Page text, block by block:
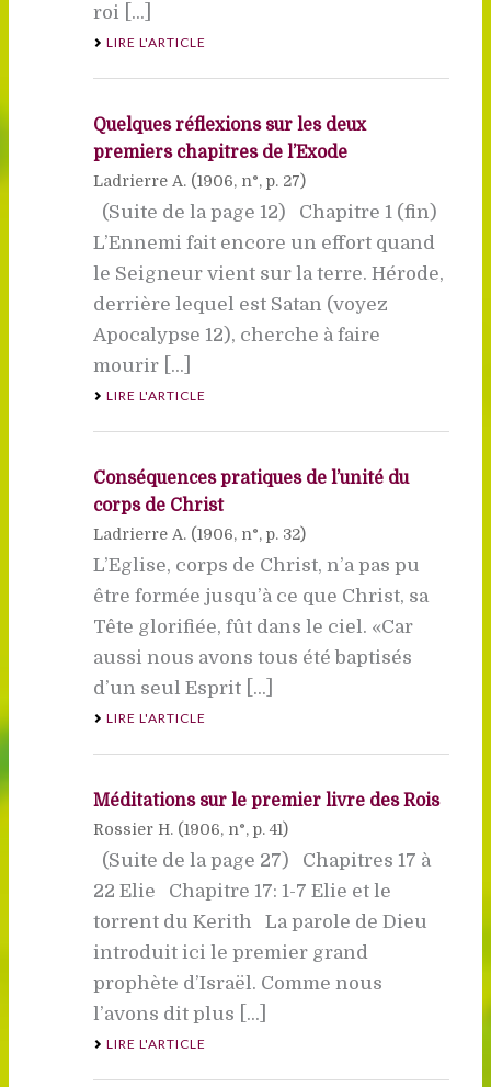
roi [...]
LIRE L'ARTICLE
Quelques réflexions sur les deux
premiers chapitres de l’Exode
Ladrierre A. (1906, n°, p. 27)
(Suite de la page 12) Chapitre 1 (fin)
L’Ennemi fait encore un effort quand
le Seigneur vient sur la terre. Hérode,
derrière lequel est Satan (voyez
Apocalypse 12), cherche à faire
mourir [...]
LIRE L'ARTICLE
Conséquences pratiques de l’unité du
corps de Christ
Ladrierre A. (1906, n°, p. 32)
L’Eglise, corps de Christ, n’a pas pu
être formée jusqu’à ce que Christ, sa
Tête glorifiée, fût dans le ciel. «Car
aussi nous avons tous été baptisés
d’un seul Esprit [...]
LIRE L'ARTICLE
Méditations sur le premier livre des Rois
Rossier H. (1906, n°, p. 41)
(Suite de la page 27) Chapitres 17 à
22 Elie Chapitre 17: 1-7 Elie et le
torrent du Kerith La parole de Dieu
introduit ici le premier grand
prophète d’Israël. Comme nous
l’avons dit plus [...]
LIRE L'ARTICLE